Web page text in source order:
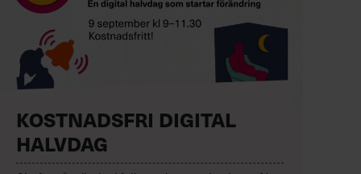
KOSTNADSFRI DIGITAL
HALVDAG